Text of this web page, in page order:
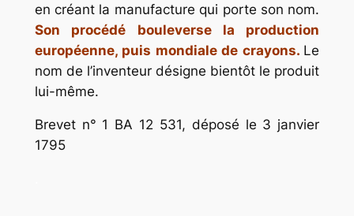
en créant la manufacture qui porte son nom.
Son procédé bouleverse la production
européenne, puis mondiale de crayons. Le
nom de l’inventeur désigne bientôt le produit
lui-même.
Brevet n° 1 BA 12 531, déposé le 3 janvier
1795